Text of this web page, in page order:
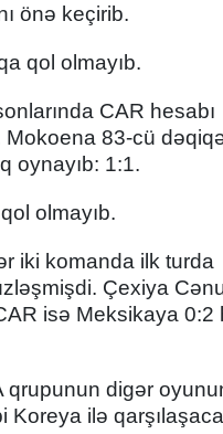
önə keçirib.
qol olmayıb.
CAR hesabı
Mokoena 83-cü
oynayıb: 1:1.
olmayıb.
iki komanda ilk turda
Çexiya
isə Meksikaya 0:2
qrupunun digər
Koreya ilə